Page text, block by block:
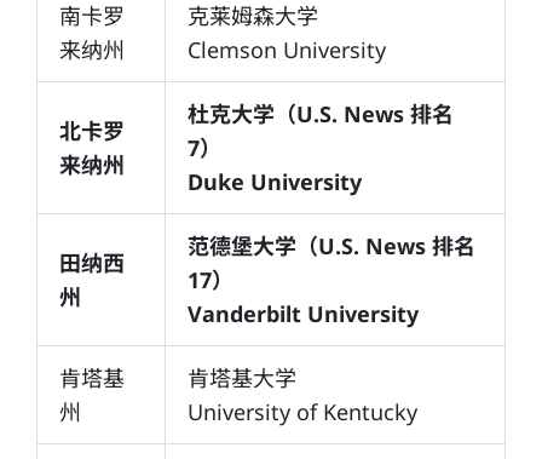
南卡罗
来纳州
克莱姆森大学
Clemson University
北卡罗
来纳州
杜克大学（U.S. News 排名
7）
Duke University
田纳西
州
范德堡大学（U.S. News 排名
17）
Vanderbilt University
肯塔基
州
肯塔基大学
University of Kentucky